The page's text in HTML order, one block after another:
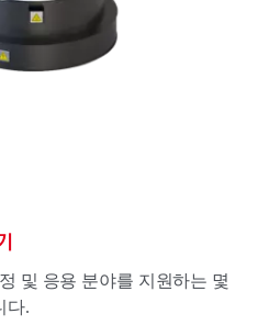
및 응용 분야를 지원하는 몇
다.